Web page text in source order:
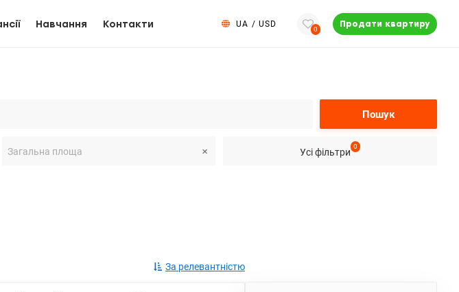
Навчання Контакти UA / USD
0
Продати квартиру
Пошук
Усі фільтри
0
За релевантністю